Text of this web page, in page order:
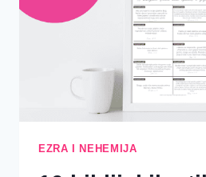
NEHEMIJE
EZRA I NEHEMIJA